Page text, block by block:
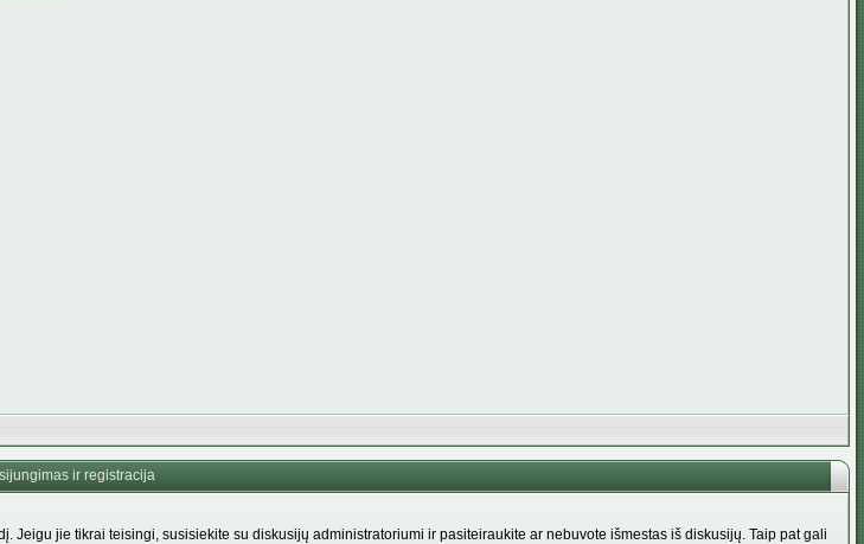
ir registracija
jie tikrai teisingi, susisiekite su diskusijų administratoriumi ir pasiteiraukite ar nebuvote išmestas iš diskusijų. Taip pat gali